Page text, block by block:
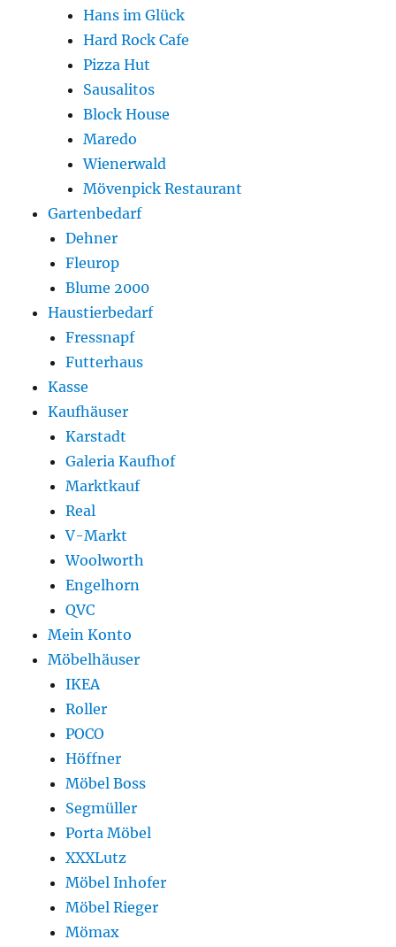
Hans im Glück
Hard Rock Cafe
Pizza Hut
Sausalitos
Block House
Maredo
Wienerwald
Mövenpick Restaurant
Gartenbedarf
Dehner
Fleurop
Blume 2000
Haustierbedarf
Fressnapf
Futterhaus
Kasse
Kaufhäuser
Karstadt
Galeria Kaufhof
Marktkauf
Real
V-Markt
Woolworth
Engelhorn
QVC
Mein Konto
Möbelhäuser
IKEA
Roller
POCO
Höffner
Möbel Boss
Segmüller
Porta Möbel
XXXLutz
Möbel Inhofer
Möbel Rieger
Mömax